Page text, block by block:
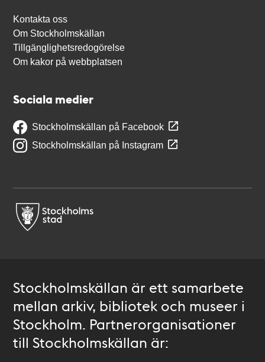
Kontakta oss
Om Stockholmskällan
Tillgänglighetsredogörelse
Om kakor på webbplatsen
Sociala medier
Stockholmskällan på Facebook
Stockholmskällan på Instagram
Stockholmskällan är ett samarbete
mellan arkiv, bibliotek och museer i
Stockholm. Partnerorganisationer
till Stockholmskällan är: